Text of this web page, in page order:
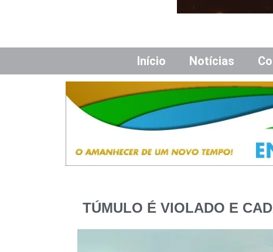
Início Notícias
TÚMULO É VIOLADO E